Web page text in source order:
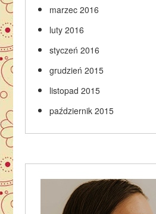
marzec 2016
luty 2016
styczeń 2016
grudzień 2015
listopad 2015
październik 2015